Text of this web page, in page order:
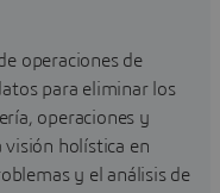
operaciones de
para eliminar los
operaciones y
visión holística en
y el análisis de